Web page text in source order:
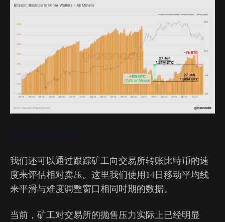
我们还可以通过跟踪矿工向交易所转账比特币的速
度来评估相对卖压。这里我们使用14日移动平均线
来平滑与难度调整窗口相同时期的数据。
当前，矿工对交易所的抛售压力实际上已经明显